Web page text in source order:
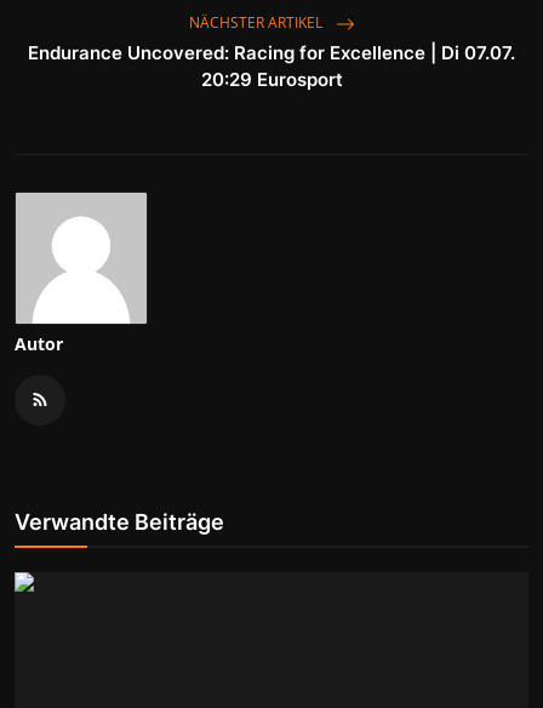
NÄCHSTER ARTIKEL
Endurance Uncovered: Racing for Excellence | Di 07.07.
20:29 Eurosport
Autor
Verwandte Beiträge